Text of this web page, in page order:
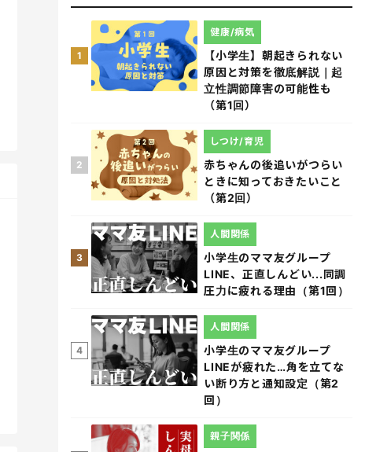
1
【小学生】朝起きられない
原因と対策を徹底解説｜起
立性調節障害の可能性も
（第1回）
健康/病気
2
赤ちゃんの後追いがつらい
ときに知っておきたいこと
（第2回）
しつけ/育児
3
小学生のママ友グループ
LINE、正直しんどい...同調
圧力に疲れる理由（第1回）
人間関係
4
小学生のママ友グループ
LINEが疲れた…角を立てな
い断り方と通知設定（第2
回）
人間関係
親子関係